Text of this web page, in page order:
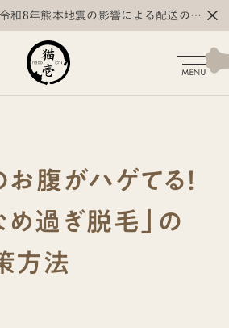
令和8年熊本地震の影響による配送の遅
ついて
腹がハゲてる！
め過ぎ脱毛」の
方法